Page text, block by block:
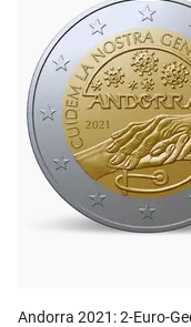
Andorra 2021: 2-Euro-